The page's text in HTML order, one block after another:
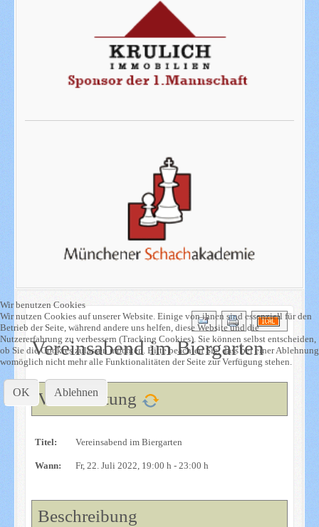
Vereinsabend im Biergarten
Veranstaltung
Titel: Vereinsabend im Biergarten
Wann: Fr, 22. Juli 2022, 19:00 h - 23:00 h
Beschreibung
Wir benutzen Cookies
Wir nutzen Cookies auf unserer Website. Einige von ihnen sind essenziell für den
Betrieb der Seite, während andere uns helfen, diese Website und die
Nutzererfahrung zu verbessern (Tracking Cookies). Sie können selbst entscheiden,
ob Sie die Cookies zulassen möchten. Bitte beachten Sie, dass bei einer Ablehnung
womöglich nicht mehr alle Funktionalitäten der Seite zur Verfügung stehen.
OK Ablehnen